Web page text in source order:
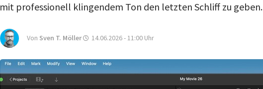
mit professionell klingendem Ton den letzten Schliff zu geben.
Von Sven T. Möller 14.06.2026 - 11:00 Uhr